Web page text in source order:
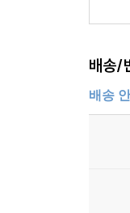
12-01
12-02
12-03
12-06
배송/
배송